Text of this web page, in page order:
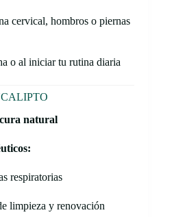
cervical, hombros o piernas
o al iniciar tu rutina diaria
natural
respiratorias
limpieza y renovación